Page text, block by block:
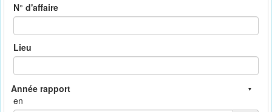
N° d'affaire
Lieu
en